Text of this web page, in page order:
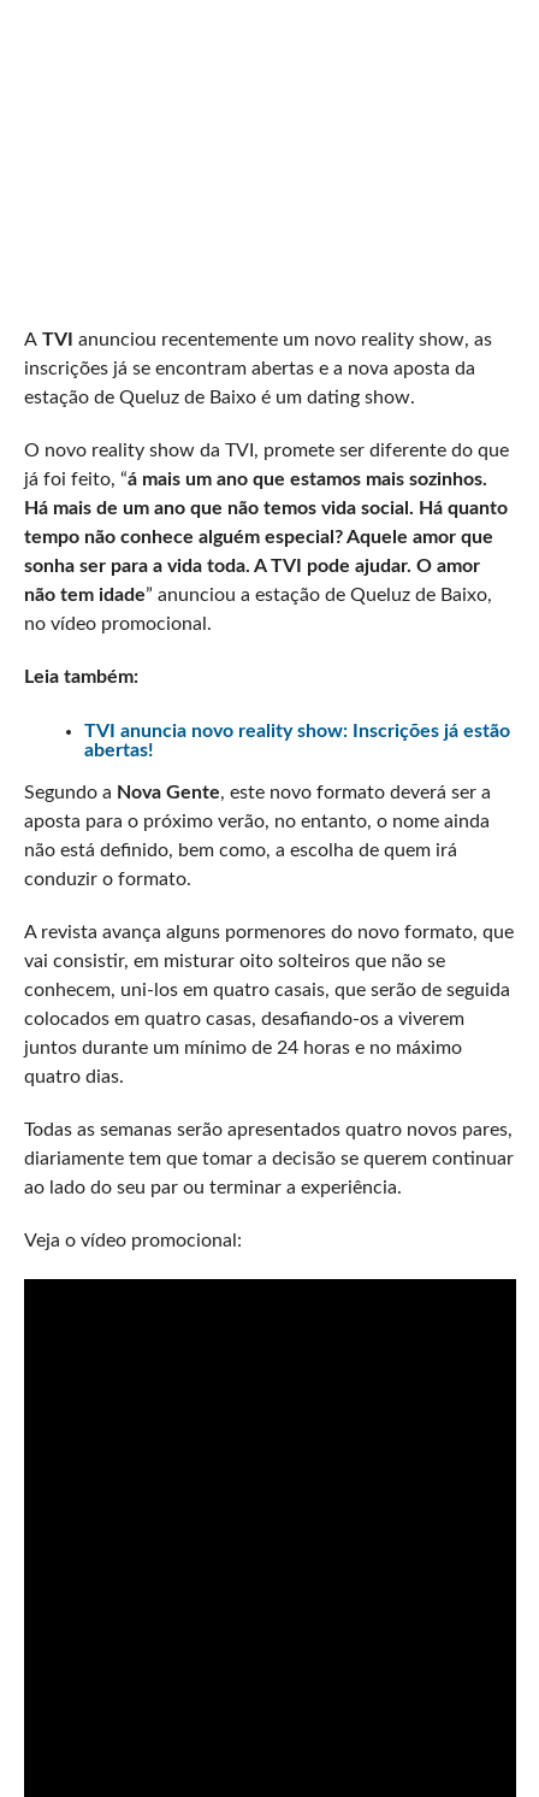
ATVI anunciou recentemente um novo reality show, as
inscrições já se encontram abertas e a nova aposta da
estação de Queluz de Baixo é um dating show.
O novo reality show da TVI, promete ser diferente do que
já foi feito, “á mais um ano que estamos mais sozinhos.
Há mais de um ano que não temos vida social. Há quanto
tempo não conhece alguém especial? Aquele amor que
sonha ser para a vida toda. A TVI pode ajudar. O amor
não tem idade” anunciou a estação de Queluz de Baixo,
no vídeo promocional.
Leia também:
TVI anuncia novo reality show: Inscrições já estão
abertas!
Segundo a Nova Gente, este novo formato deverá ser a
aposta para o próximo verão, no entanto, o nome ainda
não está definido, bem como, a escolha de quem irá
conduzir o formato.
A revista avança alguns pormenores do novo formato, que
vai consistir, em misturar oito solteiros que não se
conhecem, uni-los em quatro casais, que serão de seguida
colocados em quatro casas, desafiando-os a viverem
juntos durante um mínimo de 24 horas e no máximo
quatro dias.
Todas as semanas serão apresentados quatro novos pares,
diariamente tem que tomar a decisão se querem continuar
ao lado do seu par ou terminar a experiência.
Veja o vídeo promocional: